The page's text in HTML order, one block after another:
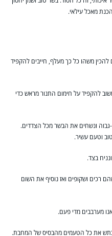
מאכל עילאי.
משהו כל כך מעלף, חייבים להקפיד
מעלות צלזיוס. חשוב להקפיד על חימום התנור מראש כדי
גבוה ונשחים את הבשר מכל הצדדים.
וטעם עשיר.
רכים ושקופים ואז נוסיף את השום